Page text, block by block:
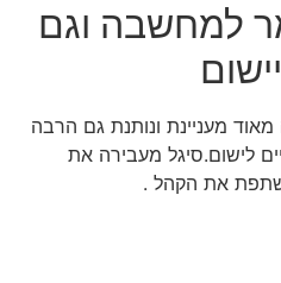
למחשבה וגם
מעניינת ונותנת גם הרבה
לישום.סיגל מעבירה את
את הקהל .